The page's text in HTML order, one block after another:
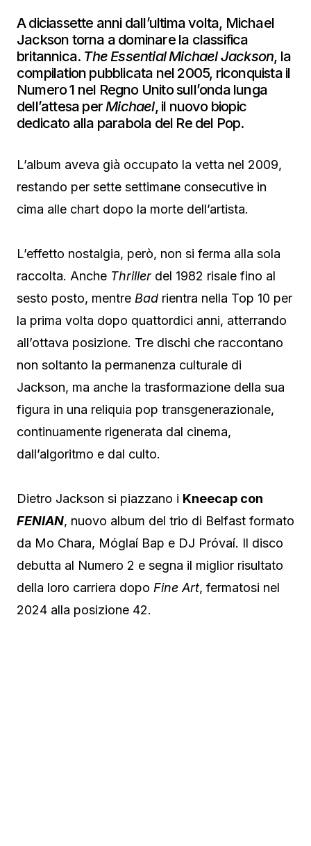
A diciassette anni dall’ultima volta, Michael
Jackson torna a dominare la classifica
britannica. The Essential Michael Jackson, la
compilation pubblicata nel 2005, riconquista il
Numero 1 nel Regno Unito sull’onda lunga
dell’attesa perMichael, il nuovo biopic
dedicato alla parabola del Re del Pop.
L’album aveva già occupato la vetta nel 2009,
restando per sette settimane consecutive in
cima alle chart dopo la morte dell’artista.
L’effetto nostalgia, però, non si ferma alla sola
raccolta. Anche Thrillerdel 1982 risale fino al
sesto posto, mentre Bad rientra nella Top 10 per
la prima volta dopo quattordici anni, atterrando
all’ottava posizione. Tre dischi che raccontano
non soltanto la permanenza culturale di
Jackson, ma anche la trasformazione della sua
figura in una reliquia pop transgenerazionale,
continuamente rigenerata dal cinema,
dall’algoritmo e dal culto.
Dietro Jackson si piazzano i Kneecap con
FENIAN, nuovo album del trio di Belfast formato
da Mo Chara, Móglaí Bap e DJ Próvaí. Il disco
debutta al Numero 2 e segna il miglior risultato
della loro carriera dopo Fine Art, fermatosi nel
2024 alla posizione 42.